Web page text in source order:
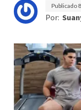
Publicado
Por: